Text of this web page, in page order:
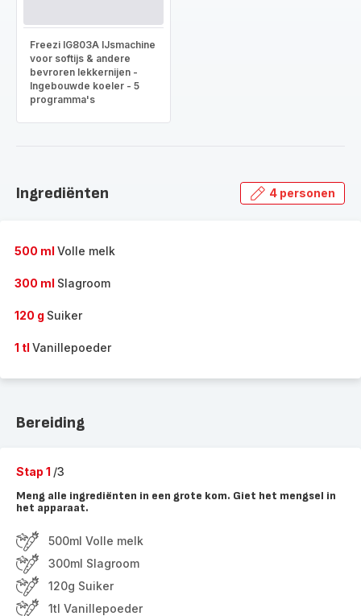
Freezi IG803A IJsmachine
voor softijs & andere
bevroren lekkernijen -
Ingebouwde koeler - 5
programma's
Ingrediënten 4 personen
500 ml Volle melk
300 ml Slagroom
120 g Suiker
1 tl Vanillepoeder
Bereiding
Stap 1 /3
Meng alle ingrediënten in een grote kom. Giet het mengsel in
het apparaat.
500ml Volle melk
300ml Slagroom
120g Suiker
1tl Vanillepoeder